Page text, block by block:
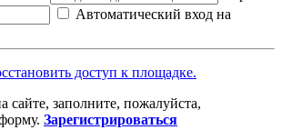
Автоматический вход на
доступ к площадке.
сайте, заполните, пожалуйста,
Зарегистрироваться